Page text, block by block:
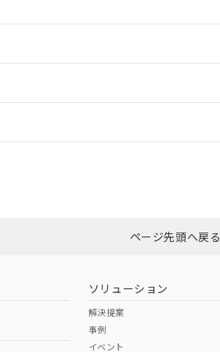
ダウンロードはこちら
（日本
（アメリカ
ページ先頭へ戻る
ソリューション
解決提案
事例
イベント